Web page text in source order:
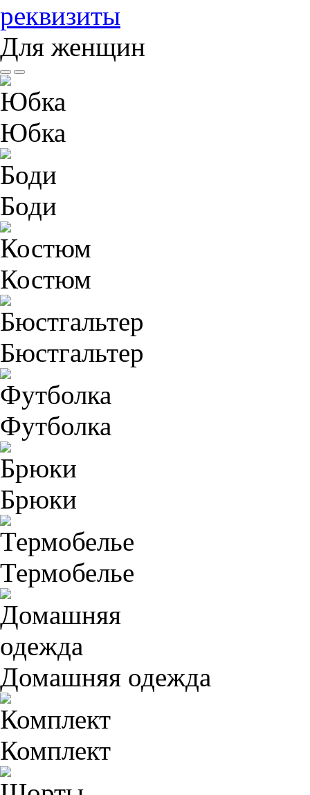
реквизиты
Для женщин
Юбка
Боди
Костюм
Бюстгальтер
Футболка
Брюки
Термобелье
Домашняя одежда
Комплект